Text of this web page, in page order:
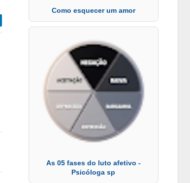
Como esquecer um amor
As 05 fases do luto afetivo -
Psicóloga sp